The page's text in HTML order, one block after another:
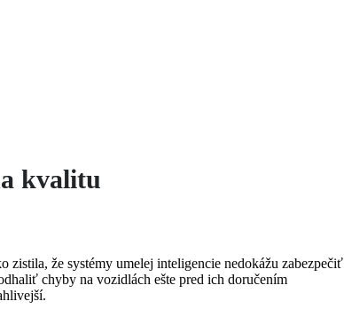
kvalitu
zistila, že systémy umelej inteligencie nedokážu zabezpečiť
chyby na vozidlách ešte pred ich doručením